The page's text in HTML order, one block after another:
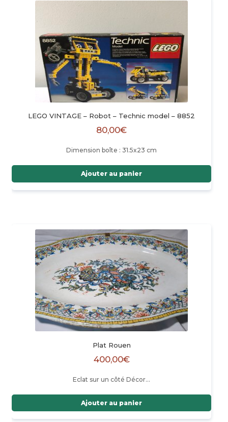
LEGO VINTAGE – Robot – Technic model – 8852
80,00€
Dimension boîte : 31.5x23 cm
Ajouter au panier
Plat Rouen
400,00€
Eclat sur un côté Décor…
Ajouter au panier